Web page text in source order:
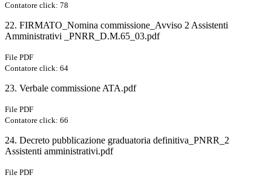
Contatore click: 78
22. FIRMATO_Nomina commissione_Avviso 2 Assistenti
Amministrativi _PNRR_D.M.65_03.pdf
File PDF
Contatore click: 64
23. Verbale commissione ATA.pdf
File PDF
Contatore click: 66
24. Decreto pubblicazione graduatoria definitiva_PNRR_2
Assistenti amministrativi.pdf
File PDF